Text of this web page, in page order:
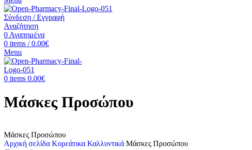
Σύνδεση / Εγγραφή
Αναζήτηση
0 Αγαπημένα
0 items / 0.00€
Menu
0 items 0.00€
Μάσκες Προσώπου
Μάσκες Προσώπου
Αρχική σελίδα Κορεάτικα Καλλυντικά Μάσκες Προσώπου